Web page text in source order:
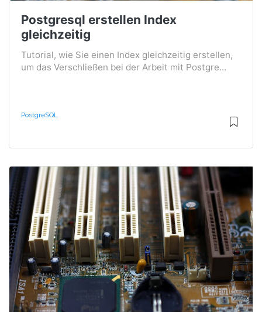
Postgresql erstellen Index
gleichzeitig
Tutorial, wie Sie einen Index gleichzeitig erstellen,
um das Verschließen bei der Arbeit mit Postgre...
PostgreSQL